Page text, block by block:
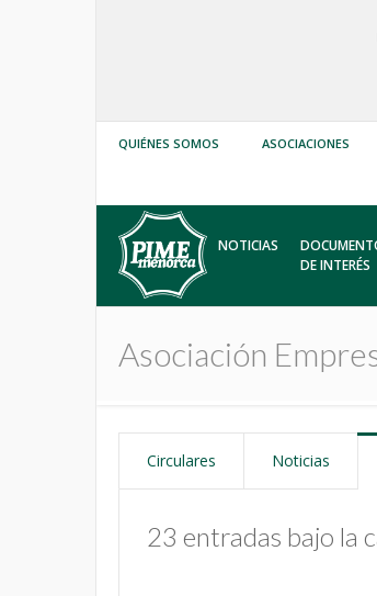
QUIÉNES SOMOS ASOCIACIONES
NOTICIAS
DE INTERÉS
Asociación
Circulares Noticias
23 entradas bajo la